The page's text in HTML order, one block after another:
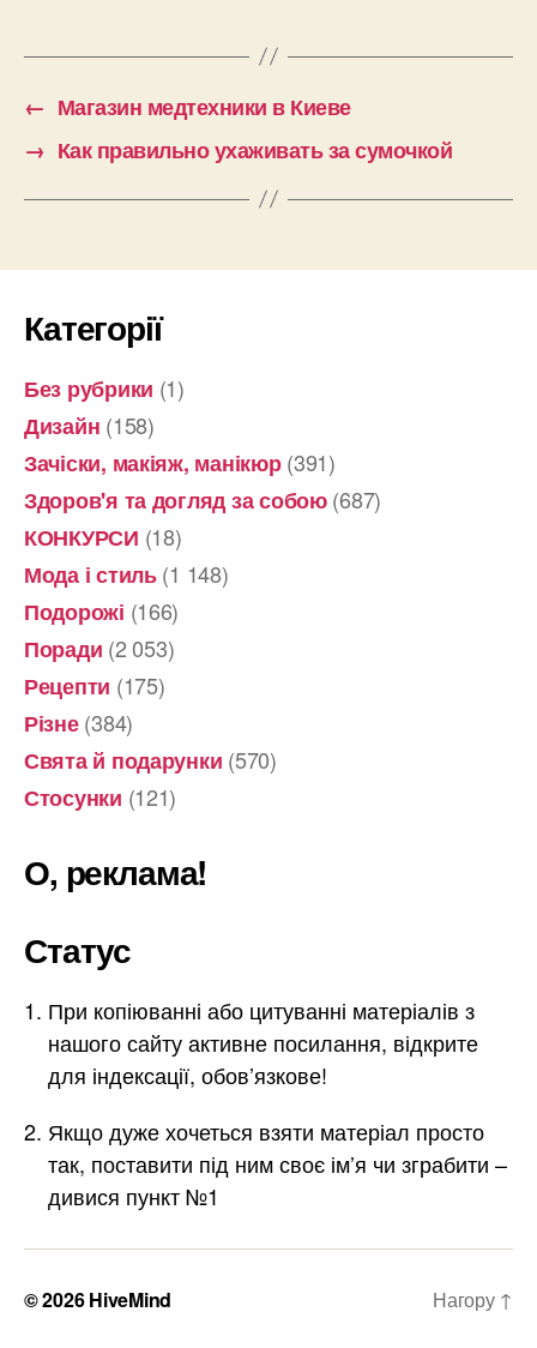
← Магазин медтехники в Киеве
→ Как правильно ухаживать за сумочкой
Категорії
Без рубрики (1)
Дизайн (158)
Зачіски, макіяж, манікюр(391)
Здоров'я та догляд за собою(687)
КОНКУРСИ (18)
Мода і стиль(1 148)
Подорожі (166)
Поради (2 053)
Рецепти (175)
Різне(384)
Свята й подарунки (570)
Стосунки (121)
О, реклама!
Статус
При копіюванні або цитуванні матеріалів з
нашого сайту активне посилання, відкрите
для індексації, обов’язкове!
Якщо дуже хочеться взяти матеріал просто
так, поставити під ним своє ім’я чи зграбити –
дивися пункт №1
© 2026HiveMind Нагору ↑